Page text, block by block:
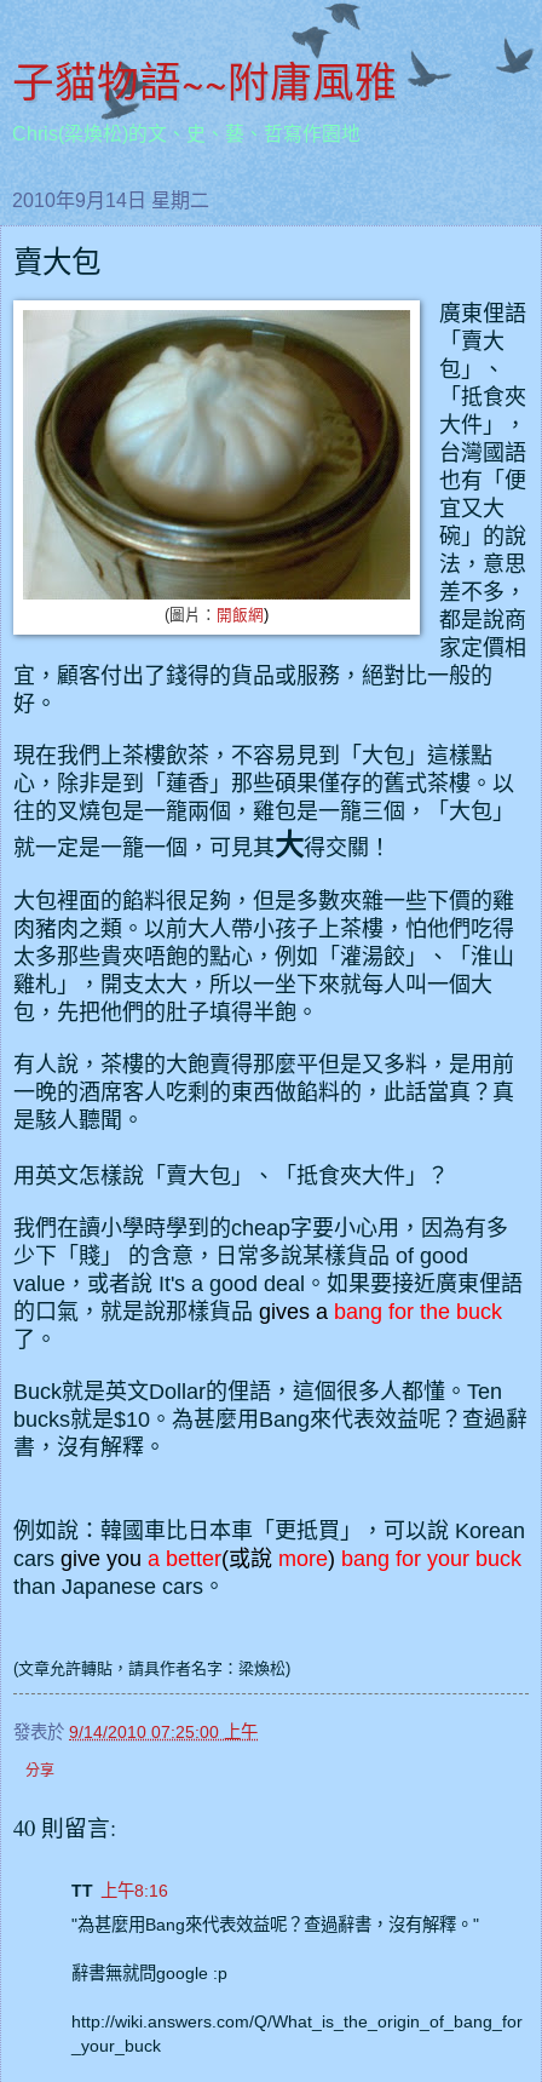
子貓物語~~附庸風雅
Chris(梁煥松)的文、史、藝、哲寫作園地
2010年9月14日 星期二
賣大包
(圖片： 開飯網)
廣東俚語
「賣大
包」、
「抵食夾
大件」，
台灣國語
也有「便
宜又大
碗」的說
法，意思
差不多，
都是說商
家定價相
宜，顧客付出了錢得的貨品或服務， 絕對 比一般的
好。
現在我們上茶樓飲茶，不容易見到「大包」這樣點
心 ，除非是到「蓮香」那些碩果僅存的舊式茶樓。以
往的叉燒包是一籠兩個，雞包是一籠三個，「大包」
就一定是一籠一個，可見其大得交關！
大包裡面的餡料很足夠，但是多數夾雜一些下價的雞
肉豬肉之類。以前大人帶小孩子上茶樓，怕他們吃得
太多那些貴夾唔飽的點心，例如「灌湯餃」、「淮山
雞札」，開支太大，所以一坐下來就每人叫一個大
包，先把他們的肚子填得半飽。
有人說，茶樓的大飽賣得那麼平但是又多料，是用前
一晚的酒席客人吃剩的東西做餡料的，此話當真？真
是駭人聽聞。
用英文怎樣說「賣大包」、「抵食夾大件」？
我們在讀小學時學到的cheap字要小心用，因為有多
少下「賤」 的含意，日常多說某樣貨品 of good
value，或者說 It's a good deal。如果要接近廣東俚語
的口氣，就是說那樣貨品 gives a bang for the buck
了。
Buck就是英文Dollar的俚語，這個很多人都懂。Ten
bucks就是$10。為甚麼用Bang來代表效益呢？查過辭
書，沒有解釋。
例如說：韓國車比日本車「更抵買」，可以說 Korean
cars give you a better(或說 more) bang for your buck
than Japanese cars。
(文章允許轉貼，請具作者名字：梁煥松)
發表於 9/14/2010 07:25:00 上午
分享
40 則留言:
TT
上午8:16
"為甚麼用Bang來代表效益呢？查過辭書，沒有解釋。"
辭書無就問google :p
http://wiki.answers.com/Q/What_is_the_origin_of_bang_for
_your_buck